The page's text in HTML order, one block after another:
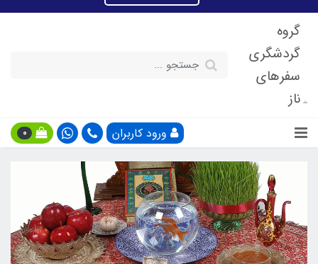
گروه
گردشگری
سفرهای
ناز
ورود کاربران 0